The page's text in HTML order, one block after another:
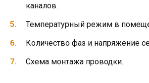
каналов.
Температурный режим в
Количество фаз и напряжение
Схема монтажа проводки.